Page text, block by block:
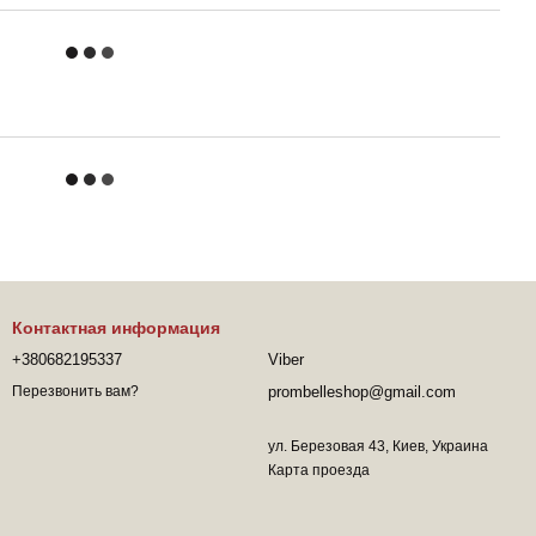
Контактная информация
+380682195337
Перезвонить вам?
Viber
prombelleshop@gmail.com
ул. Березовая 43, Киев, Украина
Карта проезда